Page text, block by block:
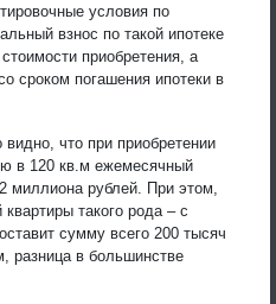
условия по
взнос по такой ипотеке
приобретения, а
сроком погашения ипотеки в
что при приобретении
в 120 кв.м ежемесячный
миллиона рублей. При этом,
такого рода – с
сумму всего 200 тысяч
разница в большинстве